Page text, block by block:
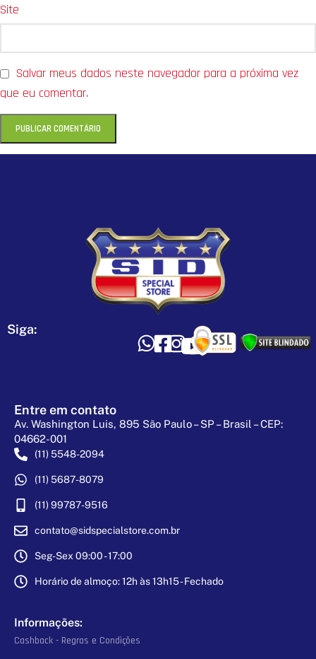
Site
Salvar meus dados neste navegador para a próxima vez
que eu comentar.
Siga:
Entre em contato
Av. Washington Luis, 895 São Paulo – SP – Brasil – CEP:
04662-001
(11) 5548-2094
(11) 5687-8079
(11) 99787-9516
contato@sidspecialstore.com.br
Seg-Sex 09:00 - 17:00
Horário de almoço: 12h às 13h15 - Fechado
Informações:
Cashback - Regras e Condições